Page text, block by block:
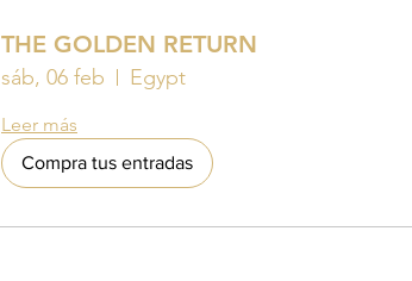
THE GOLDEN RETURN
sáb, 06 feb Egypt
Leer más
Compra tus entradas